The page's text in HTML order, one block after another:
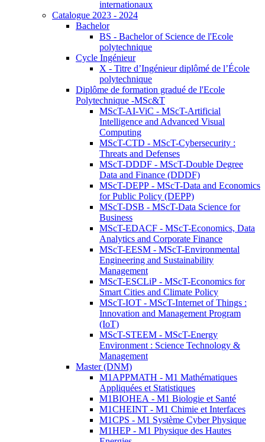
internationaux
Catalogue 2023 - 2024
Bachelor
BS - Bachelor of Science de l'Ecole
polytechnique
Cycle Ingénieur
X - Titre d’Ingénieur diplômé de l’École
polytechnique
Diplôme de formation gradué de l'Ecole
Polytechnique -MSc&T
MScT-AI-ViC - MScT-Artificial
Intelligence and Advanced Visual
Computing
MScT-CTD - MScT-Cybersecurity :
Threats and Defenses
MScT-DDDF - MScT-Double Degree
Data and Finance (DDDF)
MScT-DEPP - MScT-Data and Economics
for Public Policy (DEPP)
MScT-DSB - MScT-Data Science for
Business
MScT-EDACF - MScT-Economics, Data
Analytics and Corporate Finance
MScT-EESM - MScT-Environmental
Engineering and Sustainability
Management
MScT-ESCLiP - MScT-Economics for
Smart Cities and Climate Policy
MScT-IOT - MScT-Internet of Things :
Innovation and Management Program
(IoT)
MScT-STEEM - MScT-Energy
Environment : Science Technology &
Management
Master (DNM)
M1APPMATH - M1 Mathématiques
Appliquées et Statistiques
M1BIOHEA - M1 Biologie et Santé
M1CHEINT - M1 Chimie et Interfaces
M1CPS - M1 Système Cyber Physique
M1HEP - M1 Physique des Hautes